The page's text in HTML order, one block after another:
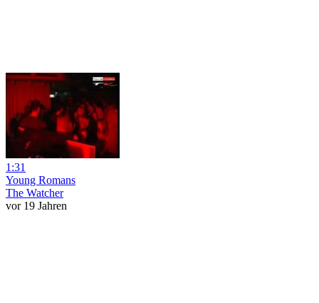
1:31
Young Romans
The Watcher
vor 19 Jahren